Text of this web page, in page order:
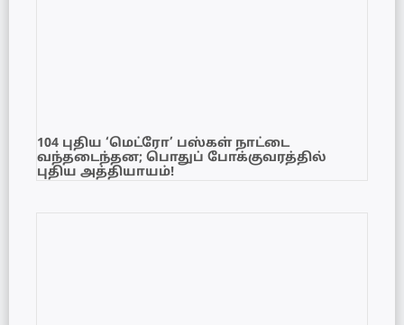
104 புதிய ‘மெட்ரோ’ பஸ்கள் நாட்டை
வந்தடைந்தன; பொதுப் போக்குவரத்தில்
புதிய அத்தியாயம்!